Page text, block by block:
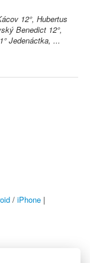
12°, Hubertus
Benedict 12°,
Jedenáctka, ...
/ iPhone |